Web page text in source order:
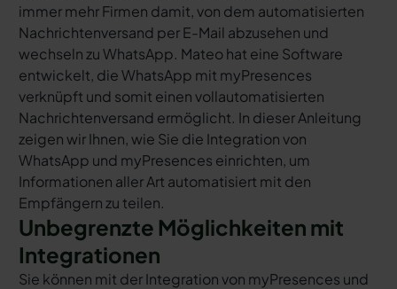
immer mehr Firmen damit, von dem automatisierten
Nachrichtenversand per E-Mail abzusehen und
wechseln zu WhatsApp. Mateo hat eine Software
entwickelt, die WhatsApp mit myPresences
verknüpft und somit einen vollautomatisierten
Nachrichtenversand ermöglicht. In dieser Anleitung
zeigen wir Ihnen, wie Sie die Integration von
WhatsApp und myPresences einrichten, um
Informationen aller Art automatisiert mit den
Empfängern zu teilen.
Unbegrenzte Möglichkeiten mit
Integrationen
Sie können mit der Integration von myPresences und